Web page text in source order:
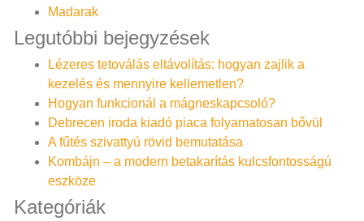
Madarak
Legutóbbi bejegyzések
Lézeres tetoválás eltávolítás: hogyan zajlik a
kezelés és mennyire kellemetlen?
Hogyan funkcionál a mágneskapcsoló?
Debrecen iroda kiadó piaca folyamatosan bővül
A fűtés szivattyú rövid bemutatása
Kombájn – a modern betakarítás kulcsfontosságú
eszköze
Kategóriák